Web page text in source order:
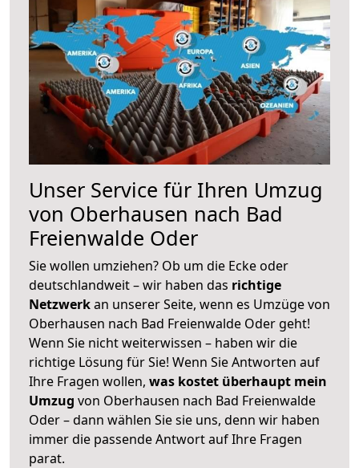
Unser Service für Ihren Umzug
von Oberhausen nach Bad
Freienwalde Oder
Sie wollen umziehen? Ob um die Ecke oder
deutschlandweit – wir haben das richtige
Netzwerkan unserer Seite, wenn es Umzüge von
Oberhausen nach Bad Freienwalde Oder geht!
Wenn Sie nicht weiterwissen – haben wir die
richtige Lösung für Sie! Wenn Sie Antworten auf
Ihre Fragen wollen, was kostet überhaupt mein
Umzug von Oberhausen nach Bad Freienwalde
Oder – dann wählen Sie sie uns, denn wir haben
immer die passende Antwort auf Ihre Fragen
parat.